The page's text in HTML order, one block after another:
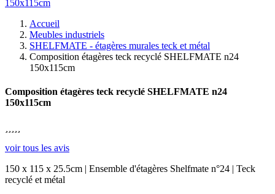
Accueil
Meubles industriels
SHELFMATE - étagères murales teck et métal
Composition étagères teck recyclé SHELFMATE n24
150x115cm
Composition étagères teck recyclé SHELFMATE n24
150x115cm
voir tous les avis
150 x 115 x 25.5cm | Ensemble d'étagères Shelfmate n°24 | Teck
recyclé et métal